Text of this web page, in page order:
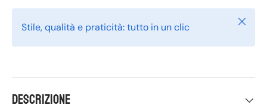
Stile, qualità e praticità: tutto in un clic Chiudi
Descrizione